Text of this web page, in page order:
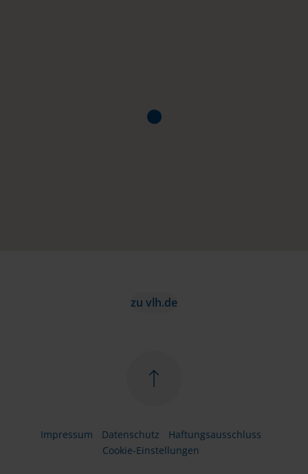
zu vlh.de
Impressum Datenschutz
Haftungsausschluss
Cookie-Einstellungen